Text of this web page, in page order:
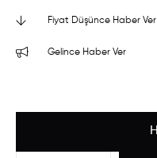
Fiyat Düşünce Haber Ver
Gelince Haber Ver